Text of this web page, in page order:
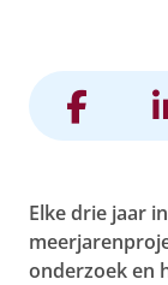
Elke drie jaar
onderzoek en